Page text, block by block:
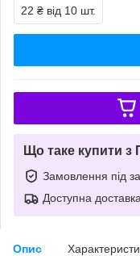
22 ₴ від 10 шт.
Що таке купити з
Замовлення під
Доступна доставка
Опис